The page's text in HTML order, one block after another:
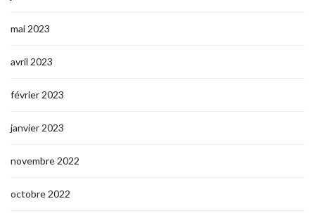
mai 2023
avril 2023
février 2023
janvier 2023
novembre 2022
octobre 2022